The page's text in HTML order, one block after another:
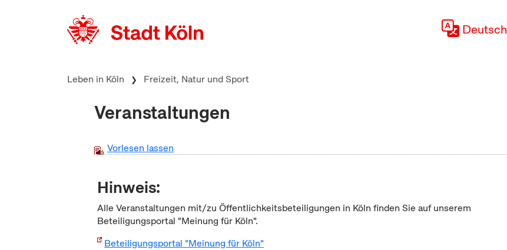
Deutsch
Leben in Köln Freizeit, Natur und Sport
Veranstaltungen
Vorlesen lassen
Hinweis:
Alle Veranstaltungen mit/zu Öffentlichkeitsbeteiligungen in Köln finden Sie auf unserem
Beteiligungsportal "Meinung für Köln".
Beteiligungsportal "Meinung für Köln"